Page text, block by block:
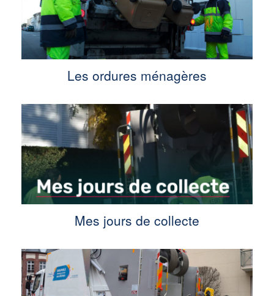
Les ordures ménagères
Mes jours de collecte